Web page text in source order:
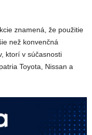
znamená, že použitie
než konvenčná
ktorí v súčasnosti
Toyota, Nissan a